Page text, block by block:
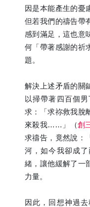
因是本能產生的憂
但若我們的禱告帶
感到滿足，這也意
何「帶著感謝的祈
題。
解決上述矛盾的關
以掃帶著四百個
求：「求祢救我脫
來殺我……」（創
求禱告，竟然說：
河，如今我卻成
緒，讓他緩解了一
力量。
因此，回想神過